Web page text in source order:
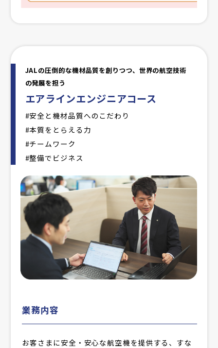
JALの圧倒的な機材品質を創りつつ、世界の航空技術
の発展を担う
エアラインエンジニアコース
#安全と機材品質へのこだわり
#本質をとらえる力
#チームワーク
#整備でビジネス
業務内容
お客さまに安全・安心な航空機を提供する、すな